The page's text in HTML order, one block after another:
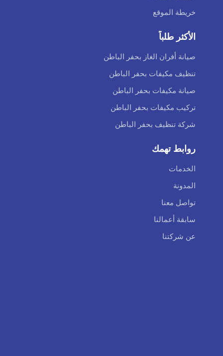
خريطة الموقع
الأكثر طلباً
صيانة أفران الغاز بحفر الباطن
تنظيف مكيفات بحفر الباطن
صيانة مكيفات بحفر الباطن
تركيب مكيفات بحفر الباطن
شركة تنظيف بحفر الباطن
روابط تهمك
الخدمات
المدونة
تواصل معنا
سابقة أعمالنا
عن شركتنا